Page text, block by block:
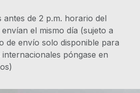
IVA
antes de 2 p.m. horario del
el mismo día (sujeto a
de envío solo disponible para
póngase en